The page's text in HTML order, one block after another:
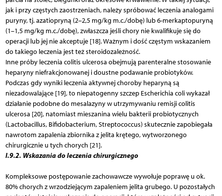
jak i przy częstych zaostrzeniach, należy spróbować leczenia analogami
puryny, tj. azatiopryną (2–2,5 mg/kg m.c./dobę) lub 6-merkaptopuryną
(1–1,5 mg/kg m.c./dobę), zwłaszcza jeśli chory nie kwalifikuje się do
operacji lub jej nie akceptuje [18]. Ważnym i dość częstym wskazaniem
do takiego leczenia jest też steroidozależność.
Inne próby leczenia colitis ulcerosa obejmują parenteralne stosowanie
heparyny niefrakcjonowanej i doustne podawanie probiotyków.
Podczas gdy wyniki leczenia aktywnej choroby heparyną są
niezadowalające [19], to niepatogenny szczep Escherichia coli wykazał
działanie podobne do mesalazyny w utrzymywaniu remisji colitis
ulcerosa [20], natomiast mieszanina wielu bakterii probiotycznych
(Lactobacillus, Bifidobacterium, Streptococcus) skutecznie zapobiegała
nawrotom zapalenia zbiornika z jelita krętego, wytworzonego
chirurgicznie u tych chorych [21].
I.9.2. Wskazania do leczenia chirurgicznego
Kompleksowe postępowanie zachowawcze wywołuje poprawę u ok.
80% chorych z wrzodziejącym zapaleniem jelita grubego. U pozostałych